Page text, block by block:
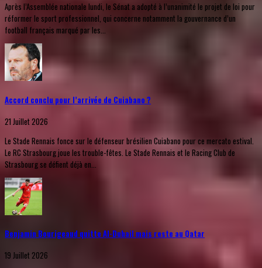
Après l’Assemblée nationale lundi, le Sénat a adopté à l’unanimité le projet de loi pour
réformer le sport professionnel, qui concerne notamment la gouvernance d’un
football français marqué par les...
Accord conclu pour l’arrivée de Cuiabano ?
21 Juillet 2026
Le Stade Rennais fonce sur le défenseur brésilien Cuiabano pour ce mercato estival.
Le RC Strasbourg joue les trouble-fêtes. Le Stade Rennais et le Racing Club de
Strasbourg se défient déjà en...
Benjamin Bourigeaud quitte Al-Duhail mais reste au Qatar
19 Juillet 2026